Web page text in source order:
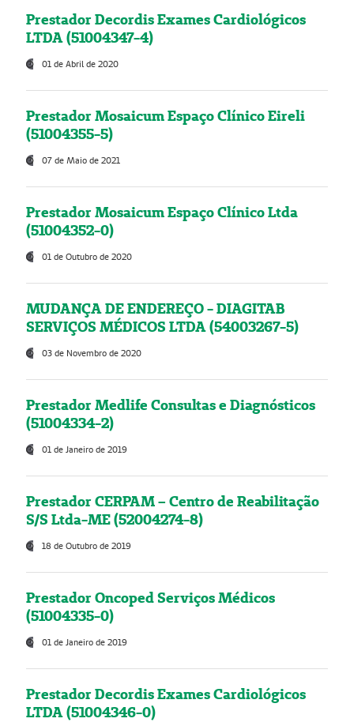
Prestador Decordis Exames Cardiológicos
LTDA (51004347-4)
01 de Abril de 2020
Prestador Mosaicum Espaço Clínico Eireli
(51004355-5)
07 de Maio de 2021
Prestador Mosaicum Espaço Clínico Ltda
(51004352-0)
01 de Outubro de 2020
MUDANÇA DE ENDEREÇO - DIAGITAB
SERVIÇOS MÉDICOS LTDA (54003267-5)
03 de Novembro de 2020
Prestador Medlife Consultas e Diagnósticos
(51004334-2)
01 de Janeiro de 2019
Prestador CERPAM – Centro de Reabilitação
S/S Ltda-ME (52004274-8)
18 de Outubro de 2019
Prestador Oncoped Serviços Médicos
(51004335-0)
01 de Janeiro de 2019
Prestador Decordis Exames Cardiológicos
LTDA (51004346-0)